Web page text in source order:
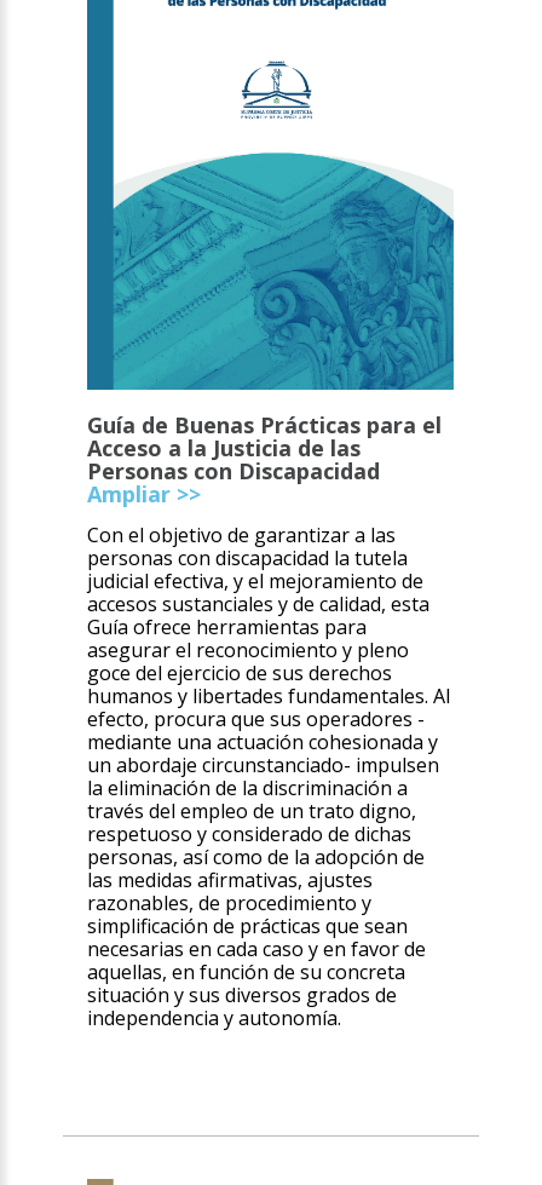
Guía de Buenas Prácticas para el
Acceso a la Justicia de las
Personas con Discapacidad
Ampliar >>
Con el objetivo de garantizar a las
personas con discapacidad la tutela
judicial efectiva, y el mejoramiento de
accesos sustanciales y de calidad, esta
Guía ofrece herramientas para
asegurar el reconocimiento y pleno
goce del ejercicio de sus derechos
humanos y libertades fundamentales. Al
efecto, procura que sus operadores -
mediante una actuación cohesionada y
un abordaje circunstanciado- impulsen
la eliminación de la discriminación a
través del empleo de un trato digno,
respetuoso y considerado de dichas
personas, así como de la adopción de
las medidas afirmativas, ajustes
razonables, de procedimiento y
simplificación de prácticas que sean
necesarias en cada caso y en favor de
aquellas, en función de su concreta
situación y sus diversos grados de
independencia y autonomía.